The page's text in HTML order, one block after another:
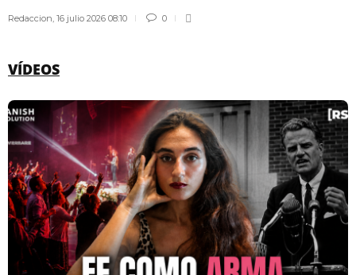
Redaccion, 16 julio 2026 08:10 0
VÍDEOS